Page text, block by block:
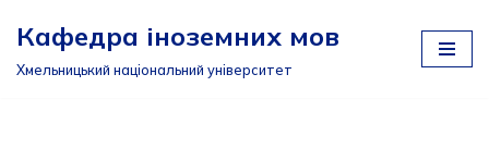
Перейти
Кафедра іноземних мов
Хмельницький національний університет